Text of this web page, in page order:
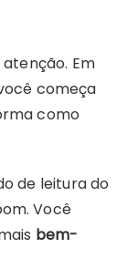
Em
começa
como
de leitura do
Você
bem-